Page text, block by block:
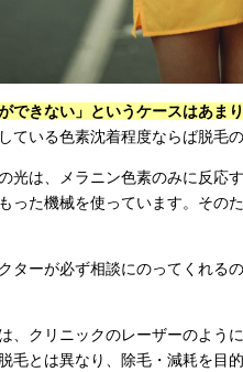
できない」というケースはあま
ている色素沈着程度ならば脱毛
光は、メラニン色素のみに反応
った機械を使っています。その
ターが必ず相談にのってくれる
、クリニックのレーザーのよう
毛とは異なり、除毛・減耗を目